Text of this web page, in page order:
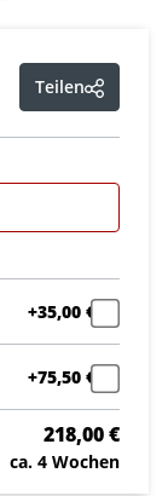
Teilen
+35,00 €
+75,50 €
218,00 €
ca. 4 Wochen